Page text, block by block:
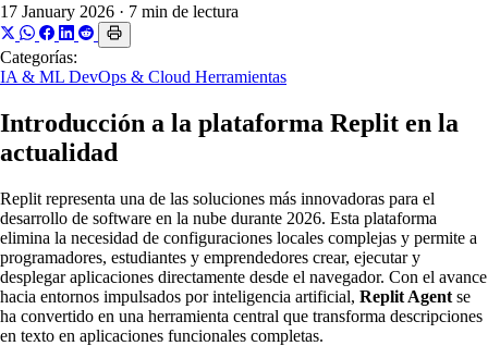
17 January 2026 · 7 min de lectura
Categorías:
IA & ML DevOps & Cloud Herramientas
Introducción a la plataforma Replit en la
actualidad
Replit representa una de las soluciones más innovadoras para el
desarrollo de software en la nube durante 2026. Esta plataforma
elimina la necesidad de configuraciones locales complejas y permite a
programadores, estudiantes y emprendedores crear, ejecutar y
desplegar aplicaciones directamente desde el navegador. Con el avance
hacia entornos impulsados por inteligencia artificial, Replit Agent se
ha convertido en una herramienta central que transforma descripciones
en texto en aplicaciones funcionales completas.